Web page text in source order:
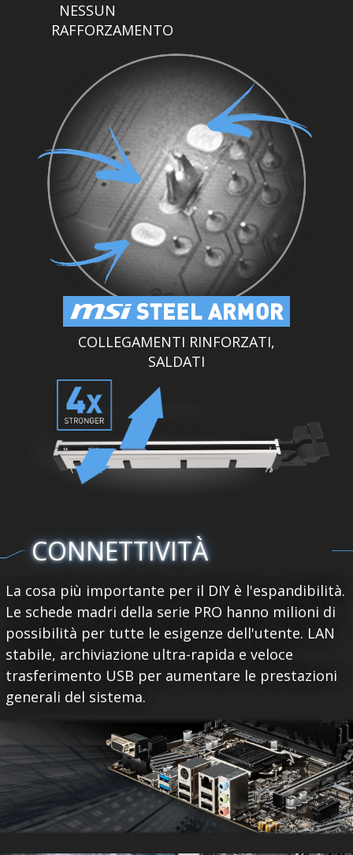
NESSUN
RAFFORZAMENTO
COLLEGAMENTI RINFORZATI,
SALDATI
CONNETTIVITÀ
La cosa più importante per il DIY è l'espandibilità.
Le schede madri della serie PRO hanno milioni di
possibilità per tutte le esigenze dell'utente. LAN
stabile, archiviazione ultra-rapida e veloce
trasferimento USB per aumentare le prestazioni
generali del sistema.